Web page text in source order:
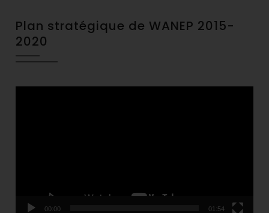
Plan stratégique de WANEP 2015-
2020
00:00 01:54